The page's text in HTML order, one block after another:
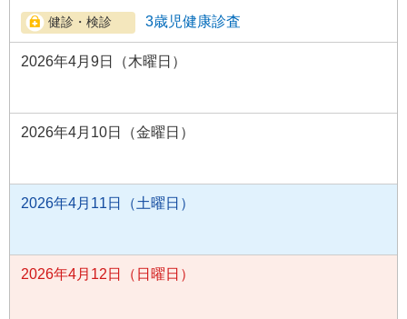
3歳児健康診査
2026年4月9日（木曜日）
2026年4月10日（金曜日）
2026年4月11日（土曜日）
2026年4月12日（日曜日）